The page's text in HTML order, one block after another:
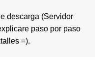
descarga (Servidor
paso por paso
=).